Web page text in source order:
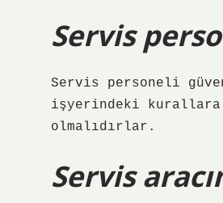
Servis
Servis personeli
işyerindeki
olmalıdırlar.
Servis